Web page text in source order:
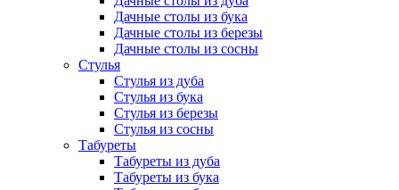
Дачные столы из бука
Дачные столы из березы
Дачные столы из сосны
Стулья
Стулья из дуба
Стулья из бука
Стулья из березы
Стулья из сосны
Табуреты
Табуреты из дуба
Табуреты из бука